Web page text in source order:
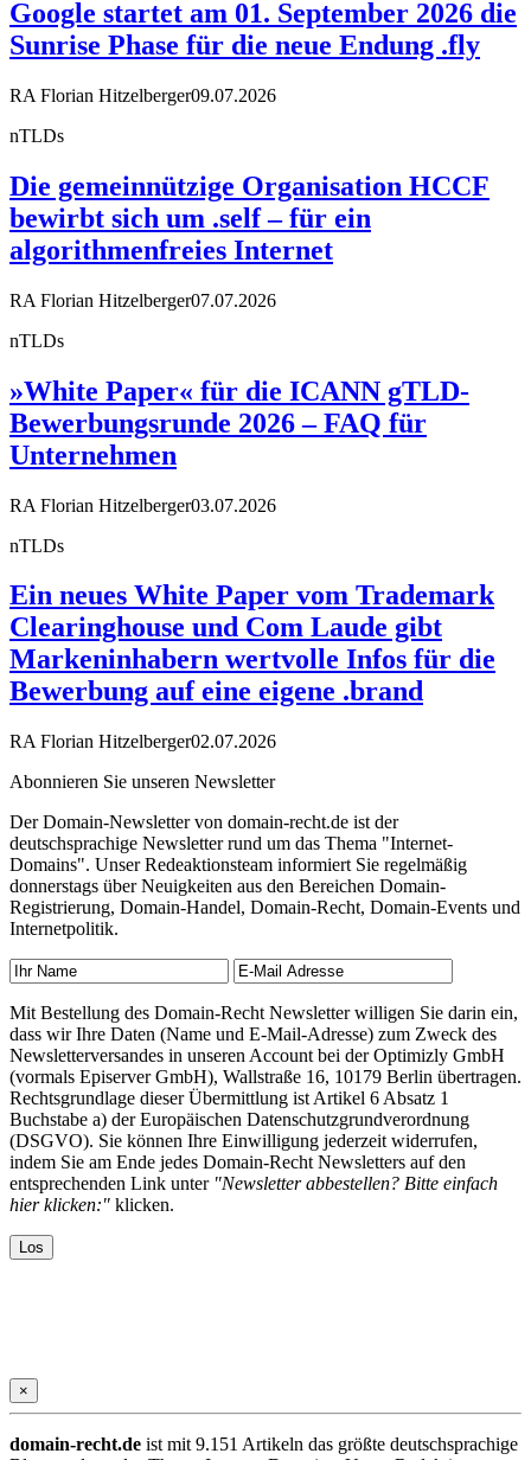
Google startet am 01. September 2026 die
Sunrise Phase für die neue Endung .fly
RA Florian Hitzelberger09.07.2026
nTLDs
Die gemeinnützige Organisation HCCF
bewirbt sich um .self – für ein
algorithmenfreies Internet
RA Florian Hitzelberger07.07.2026
nTLDs
»White Paper« für die ICANN gTLD-
Bewerbungsrunde 2026 – FAQ für
Unternehmen
RA Florian Hitzelberger03.07.2026
nTLDs
Ein neues White Paper vom Trademark
Clearinghouse und Com Laude gibt
Markeninhabern wertvolle Infos für die
Bewerbung auf eine eigene .brand
RA Florian Hitzelberger02.07.2026
Abonnieren Sie unseren Newsletter
Der Domain-Newsletter von domain-recht.de ist der
deutschsprachige Newsletter rund um das Thema "Internet-
Domains". Unser Redeaktionsteam informiert Sie regelmäßig
donnerstags über Neuigkeiten aus den Bereichen Domain-
Registrierung, Domain-Handel, Domain-Recht, Domain-Events und
Internetpolitik.
Mit Bestellung des Domain-Recht Newsletter willigen Sie darin ein,
dass wir Ihre Daten (Name und E-Mail-Adresse) zum Zweck des
Newsletterversandes in unseren Account bei der Optimizly GmbH
(vormals Episerver GmbH), Wallstraße 16, 10179 Berlin übertragen.
Rechtsgrundlage dieser Übermittlung ist Artikel 6 Absatz 1
Buchstabe a) der Europäischen Datenschutzgrundverordnung
(DSGVO). Sie können Ihre Einwilligung jederzeit widerrufen,
indem Sie am Ende jedes Domain-Recht Newsletters auf den
entsprechenden Link unter "Newsletter abbestellen? Bitte einfach
hier klicken:" klicken.
×
domain-recht.de ist mit 9.151 Artikeln das größte deutschsprachige